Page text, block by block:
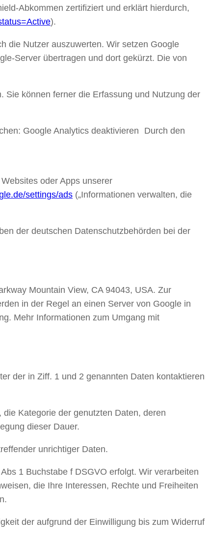
Abkommen zertifiziert und erklärt hierdurch,
).
die Nutzer auszuwerten. Wir setzen Google
Server übertragen und dort gekürzt. Die von
Sie können ferner die Erfassung und Nutzung der
Google Analytics deaktivieren Durch den
oder Apps unserer
settings/ads („Informationen verwalten, die
der deutschen Datenschutzbehörden bei der
Mountain View, CA 94043, USA. Zur
in der Regel an einen Server von Google in
Mehr Informationen zum Umgang mit
der in Ziff. 1 und 2 genannten Daten kontaktieren
Kategorie der genutzten Daten, deren
dieser Dauer.
unrichtiger Daten.
1 Buchstabe f DSGVO erfolgt. Wir verarbeiten
die Ihre Interessen, Rechte und Freiheiten
der aufgrund der Einwilligung bis zum Widerruf